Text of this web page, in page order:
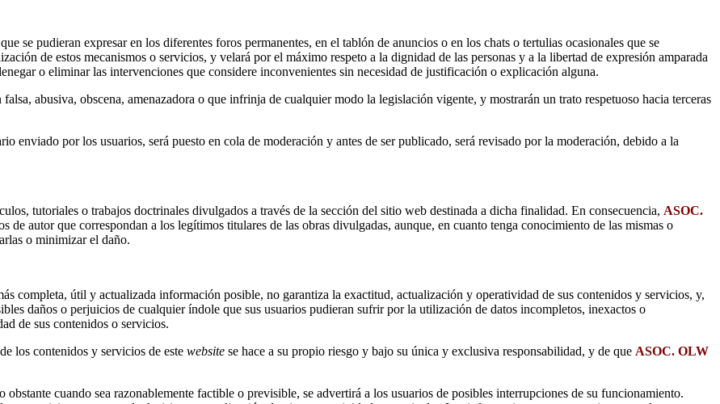
se pudieran expresar en los diferentes foros permanentes, en el tablón de anuncios o en los chats o tertulias ocasionales que se
de estos mecanismos o servicios, y velará por el máximo respeto a la dignidad de las personas y a la libertad de expresión amparada
o eliminar las intervenciones que considere inconvenientes sin necesidad de justificación o explicación alguna.
abusiva, obscena, amenazadora o que infrinja de cualquier modo la legislación vigente, y mostrarán un trato respetuoso hacia terceras
enviado por los usuarios, será puesto en cola de moderación y antes de ser publicado, será revisado por la moderación, debido a la
tutoriales o trabajos doctrinales divulgados a través de la sección del sitio web destinada a dicha finalidad. En consecuencia, ASOC.
de autor que correspondan a los legítimos titulares de las obras divulgadas, aunque, en cuanto tenga conocimiento de las mismas o
o minimizar el daño.
completa, útil y actualizada información posible, no garantiza la exactitud, actualización y operatividad de sus contenidos y servicios, y,
daños o perjuicios de cualquier índole que sus usuarios pudieran sufrir por la utilización de datos incompletos, inexactos o
de sus contenidos o servicios.
los contenidos y servicios de este website se hace a su propio riesgo y bajo su única y exclusiva responsabilidad, y de que ASOC. OLW
cuando sea razonablemente factible o previsible, se advertirá a los usuarios de posibles interrupciones de su funcionamiento.